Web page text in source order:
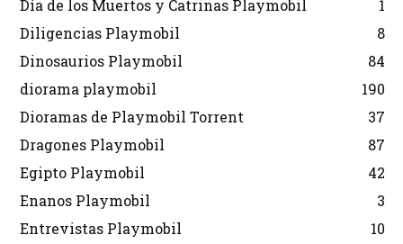
Día de los Muertos y Catrinas Playmobil
1
Diligencias Playmobil
8
Dinosaurios Playmobil
84
diorama playmobil
190
Dioramas de Playmobil Torrent
37
Dragones Playmobil
87
Egipto Playmobil
42
Enanos Playmobil
3
Entrevistas Playmobil
10